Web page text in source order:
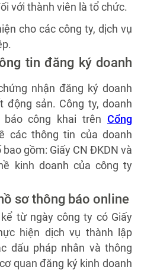
với thành viên là tổ chức.
cho các công ty, dịch vụ
tin đăng ký doanh
nhận đăng ký doanh
động sản. Công ty, doanh
công khai trên Cổng
các thông tin của doanh
gồm: Giấy CN ĐKDN và
kinh doanh của công ty
sơ thông báo online
từ ngày công ty có Giấy
hiện dịch vụ thành lập
dấu pháp nhân và thông
quan đăng ký kinh doanh